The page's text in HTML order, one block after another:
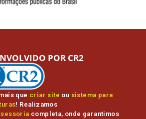
que criar site ou sistema para
! Realizamos
completa, onde garantimos
POR CR2